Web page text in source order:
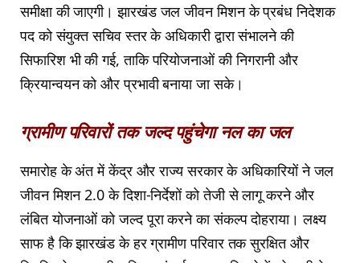
समीक्षा की जाएगी। झारखंड जल जीवन मिशन के प्रबंध निदेशक
पद को संयुक्त सचिव स्तर के अधिकारी द्वारा संभालने की
सिफारिश भी की गई, ताकि परियोजनाओं की निगरानी और
क्रियान्वयन को और प्रभावी बनाया जा सके।
ग्रामीण परिवारों तक जल्द पहुंचेगा नल का जल
समारोह के अंत में केंद्र और राज्य सरकार के अधिकारियों ने जल
जीवन मिशन 2.0 के दिशा-निर्देशों को तेजी से लागू करने और
लंबित योजनाओं को जल्द पूरा करने का संकल्प दोहराया। लक्ष्य
साफ है कि झारखंड के हर ग्रामीण परिवार तक सुरक्षित और